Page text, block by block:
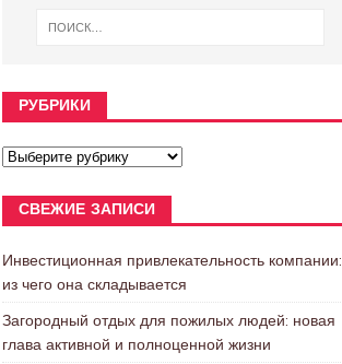
РУБРИКИ
СВЕЖИЕ ЗАПИСИ
Инвестиционная привлекательность компании:
из чего она складывается
Загородный отдых для пожилых людей: новая
глава активной и полноценной жизни